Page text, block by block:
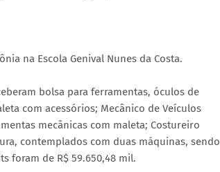
na Escola Genival Nunes da Costa.
bolsa para ferramentas, óculos de
com acessórios; Mecânico de Veículos
mecânicas com maleta; Costureiro
contemplados com duas máquinas, sendo
foram de R$ 59.650,48 mil.